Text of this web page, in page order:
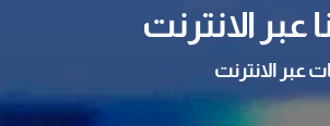
الانترنت
عبر الانترنت